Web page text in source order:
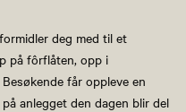
deg med til et
på fôrflåten, opp i
får oppleve en
anlegget den dagen blir del